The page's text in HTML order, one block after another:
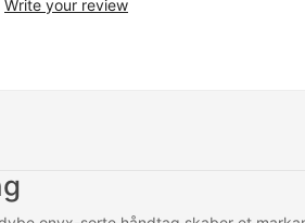
Write your review